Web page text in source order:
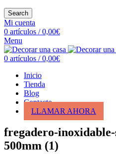
Search
Mi cuenta
0 artículos / 0,00€
Menu
0 artículos / 0,00€
Inicio
Tienda
Blog
Contacto
LLAMAR AHORA
fregadero-
500mm (1)